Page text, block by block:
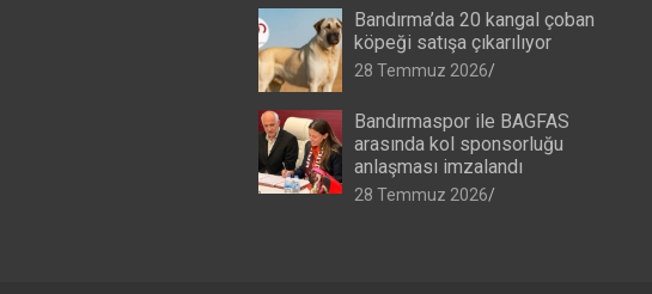
Bandırma’da 20 kangal çoban
köpeği satışa çıkarılıyor
28 Temmuz 2026
Bandırmaspor ile BAGFAS
arasında kol sponsorluğu
anlaşması imzalandı
28 Temmuz 2026